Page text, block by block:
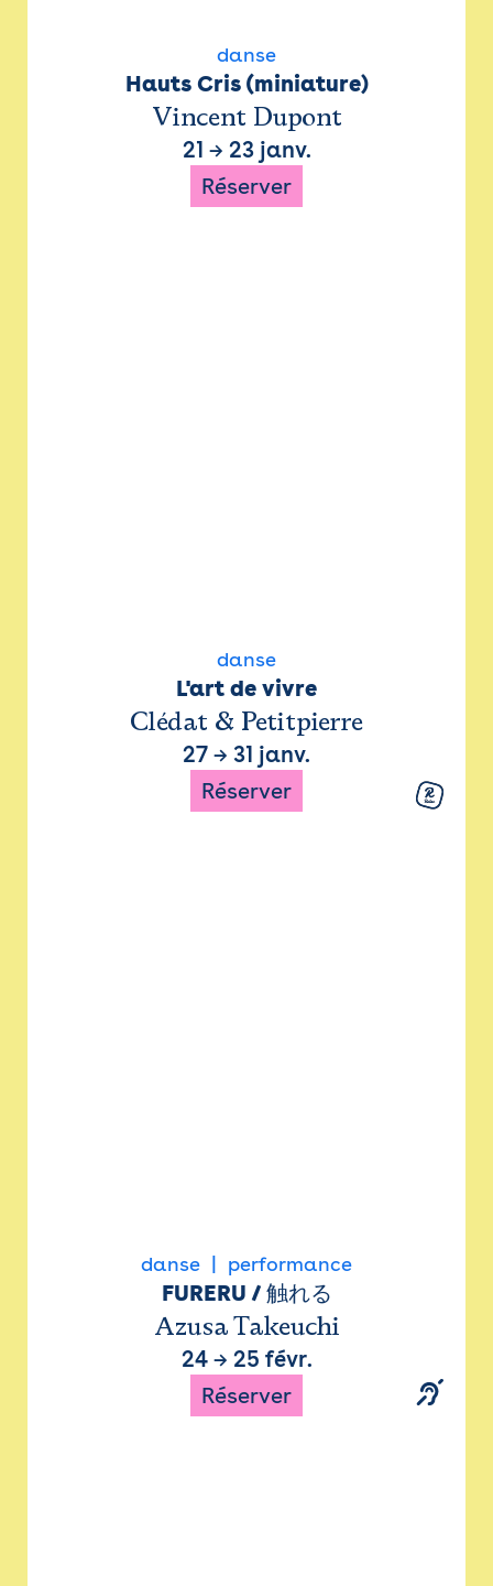
danse
Hauts Cris (miniature)
Vincent Dupont
21 → 23 janv.
Réserver
danse
L'art de vivre
Clédat & Petitpierre
27 → 31 janv.
Réserver
danse performance
FURERU / 触れる
Azusa Takeuchi
24→ 25 févr.
Réserver